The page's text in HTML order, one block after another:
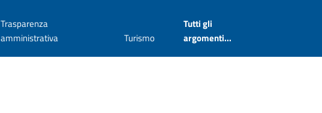
Trasparenza
amministrativa
Turismo
Tutti gli
argomenti...